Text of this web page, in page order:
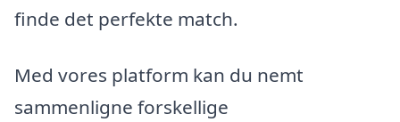
finde det perfekte match.
Med vores platform kan du nemt
sammenligne forskellige